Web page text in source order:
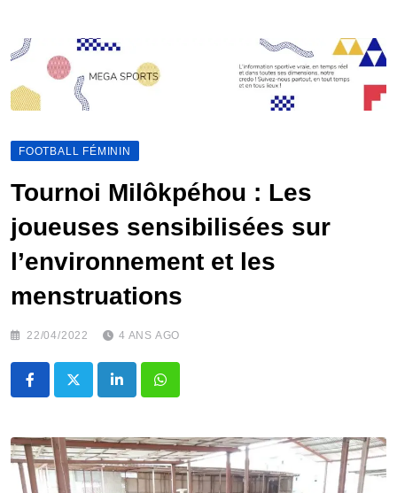
FOOTBALL FÉMININ
Tournoi Milôkpéhou : Les
joueuses sensibilisées sur
l’environnement et les
menstruations
22/04/2022 4 ANS AGO
LinkedInWhatsapp